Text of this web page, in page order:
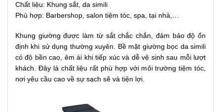
Chất liệu: Khung sắt, da simili
Phù hợp: Barbershop, salon tiệm tóc, spa, tại nhà,…
Khung giường được làm từ sắt chắc chắn, đảm bảo độ ổn
định khi sử dụng thường xuyên. Bề mặt giường bọc da simili
có độ bền cao, êm ái khi tiếp xúc và dễ vệ sinh sau mỗi lượt
khách. Đây là chất liệu rất phù hợp với môi trường tiệm tóc,
nơi yêu cầu cao về sự sạch sẽ và tiện lợi.